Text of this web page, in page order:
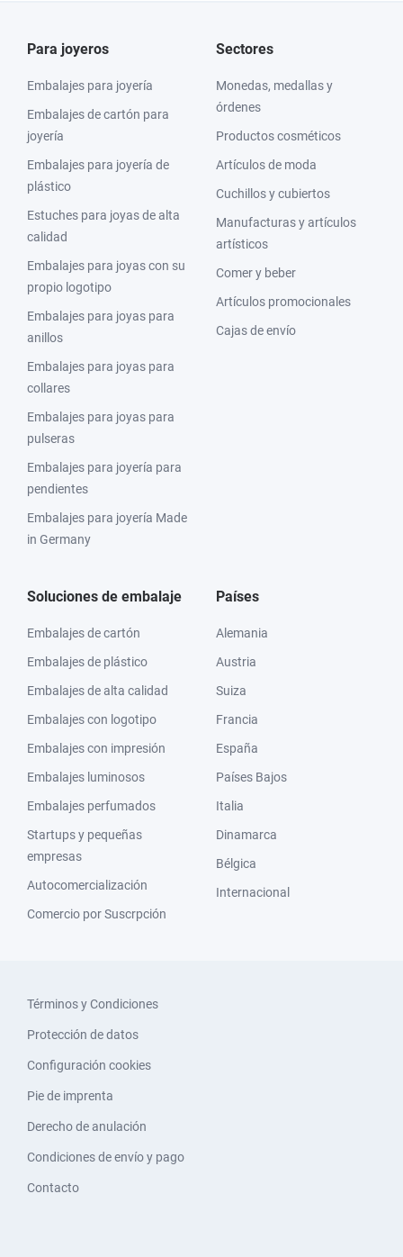
Para joyeros
Embalajes para joyería
Embalajes de cartón para
joyería
Embalajes para joyería de
plástico
Estuches para joyas de alta
calidad
Embalajes para joyas con su
propio logotipo
Embalajes para joyas para
anillos
Embalajes para joyas para
collares
Embalajes para joyas para
pulseras
Embalajes para joyería para
pendientes
Embalajes para joyería Made
in Germany
Sectores
Monedas, medallas y
órdenes
Productos cosméticos
Artículos de moda
Cuchillos y cubiertos
Manufacturas y artículos
artísticos
Comer y beber
Artículos promocionales
Cajas de envío
Soluciones de embalaje
Embalajes de cartón
Embalajes de plástico
Embalajes de alta calidad
Embalajes con logotipo
Embalajes con impresión
Embalajes luminosos
Embalajes perfumados
Startups y pequeñas
empresas
Autocomercialización
Comercio por Suscrpción
Países
Alemania
Austria
Suiza
Francia
España
Países Bajos
Italia
Dinamarca
Bélgica
Internacional
Términos y Condiciones
Protección de datos
Configuración cookies
Pie de imprenta
Derecho de anulación
Condiciones de envío y pago
Contacto